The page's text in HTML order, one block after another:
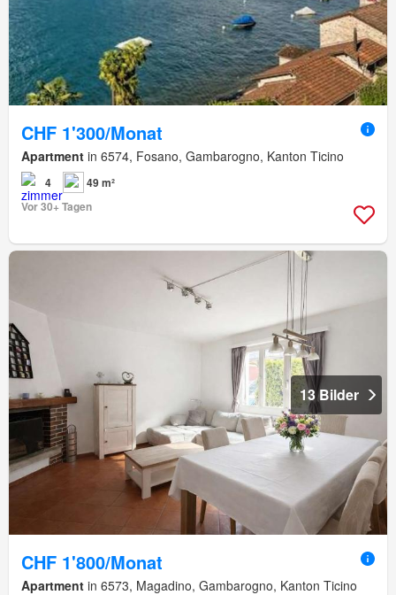
CHF 1'300/Monat
Apartment in 6574, Fosano, Gambarogno, Kanton Ticino
4
49 m²
Vor 30+ Tagen
13 Bilder
CHF 1'800/Monat
Apartment in 6573, Magadino, Gambarogno, Kanton Ticino